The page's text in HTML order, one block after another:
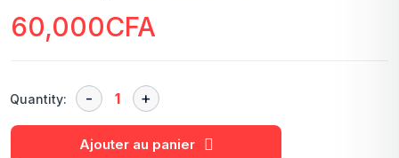
60,000CFA
Quantity:
Ajouter au panier